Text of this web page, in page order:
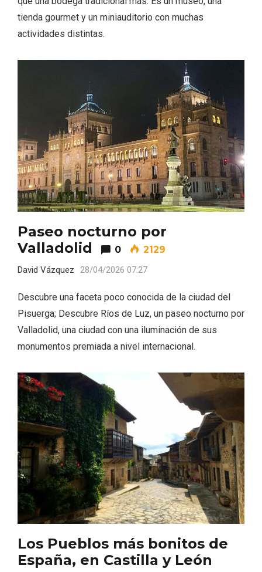
tienda gourmet y un miniauditorio con muchas
actividades distintas.
Paseo nocturno por
Valladolid
0 2129
David Vázquez 28/04/2026 07:27
Descubre una faceta poco conocida de la ciudad del
Pisuerga; Descubre Ríos de Luz, un paseo nocturno por
Valladolid, una ciudad con una iluminación de sus
monumentos premiada a nivel internacional.
Los Pueblos más bonitos de
España, en Castilla y León
Los Pueblos más bonitos de España, en